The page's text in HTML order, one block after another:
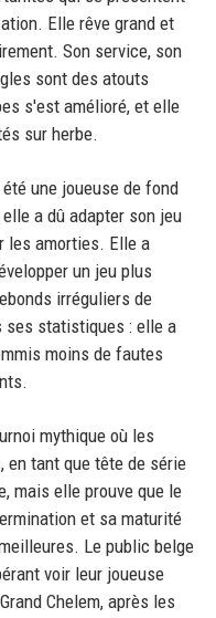
Elle rêve grand et
Son service, son
sont des atouts
s'est amélioré, et elle
sur herbe.
une joueuse de fond
a dû adapter son jeu
les amorties. Elle a
un jeu plus
irréguliers de
ses statistiques : elle a
moins de fautes
mythique où les
tant que tête de série
mais elle prouve que le
et sa maturité
Le public belge
voir leur joueuse
Chelem, après les